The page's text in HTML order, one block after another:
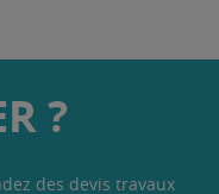
?
des devis travaux